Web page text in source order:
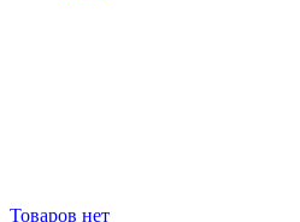
Товаров нет